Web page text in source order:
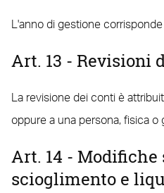
L'anno di gestione
Art. 13 - Revisioni
La revisione dei conti è
oppure a una persona, fisica o
Art. 14 -
scioglimento e